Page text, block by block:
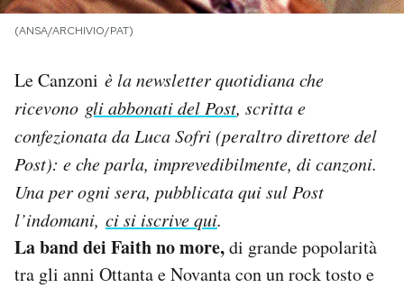
I MIEI PREFERITI
CALENDARIO
AREA PERSONALE
Area Personale
Newsletter
(ANSA/ARCHIVIO/PAT)
Le Canzoni è la newsletter quotidiana che
ricevono gli abbonati del Post, scritta e
confezionata da Luca Sofri (peraltro direttore del
Post): e che parla, imprevedibilmente, di canzoni.
Una per ogni sera, pubblicata qui sul Post
l’indomani, ci si iscrive qui.
La band dei Faith no more,di grande popolarità
tra gli anni Ottanta e Novanta con un rock tosto e